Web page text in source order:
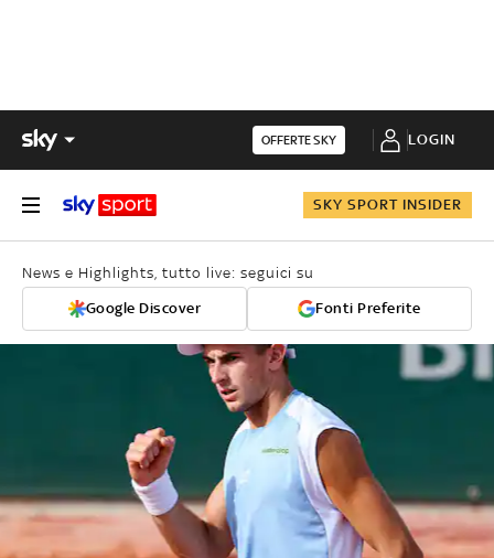
OFFERTE SKY LOGIN
SKY SPORT INSIDER
News e Highlights, tutto live: seguici su
Google Discover Fonti Preferite